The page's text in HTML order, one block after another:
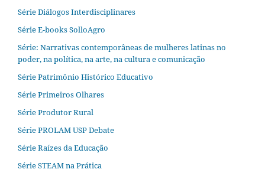
Série Diálogos Interdisciplinares
Série E-books SolloAgro
Série: Narrativas contemporâneas de mulheres latinas no
poder, na política, na arte, na cultura e comunicação
Série Patrimônio Histórico Educativo
Série Primeiros Olhares
Série Produtor Rural
Série PROLAM USP Debate
Série Raízes da Educação
Série STEAM na Prática